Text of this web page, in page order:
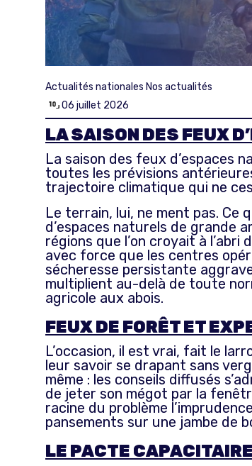
Actualités nationales Nos actualités
06 juillet 2026
LA SAISON DES FEUX
La saison des feux d’espaces
toutes les prévisions
trajectoire climatique qui ne
Le terrain, lui, ne ment pas. Ce
d’espaces naturels de grande
régions que l’on croyait à
avec force que les centres
sécheresse persistante
multiplient au-delà de toute
agricole aux abois.
FEUX DE FORÊT ET
L’occasion, il est vrai, fait le
leur savoir se drapant sans
même : les conseils diffusés
de jeter son mégot par la
racine du problème
pansements sur une jambe de
LE PACTE CAPACITAIRE